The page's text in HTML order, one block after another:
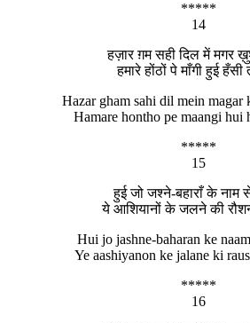
*****
14
हज़ार ग़म सही दिल में मगर
हमारे होंठों पे माँगी हुई हँसी
Hazar gham sahi dil mein magar
Hamare hontho pe maangi hui
*****
15
हुई जो जश्ने-बहाराँ के नाम
ये आशियानों के जलने की
Hui jo jashne-baharan ke
Ye aashiyanon ke jalane ki
*****
16